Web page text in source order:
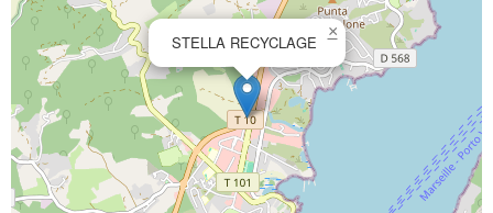
STELLA RECYCLAGE
×